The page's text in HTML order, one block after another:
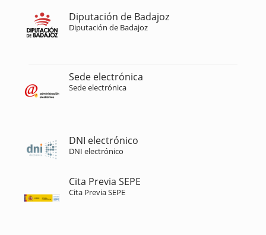
Diputación de Badajoz
Diputación de Badajoz
Sede electrónica
Sede electrónica
DNI electrónico
DNI electrónico
Cita Previa SEPE
Cita Previa SEPE